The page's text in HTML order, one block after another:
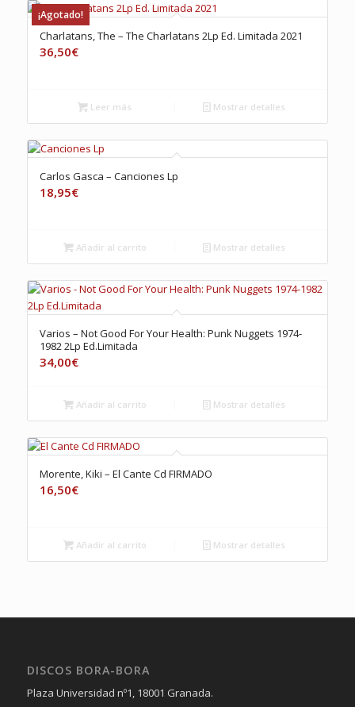
¡Agotado!
Charlatans, The – The Charlatans 2Lp Ed. Limitada 2021
36,50€
Leer más Mostrar detalles
Carlos Gasca – Canciones Lp
18,95€
Añadir al carrito Mostrar detalles
Varios – Not Good For Your Health: Punk Nuggets 1974-
1982 2Lp Ed.Limitada
34,00€
Añadir al carrito Mostrar detalles
Morente, Kiki – El Cante Cd FIRMADO
16,50€
Añadir al carrito Mostrar detalles
DISCOS BORA-BORA
Plaza Universidad nº1, 18001 Granada.